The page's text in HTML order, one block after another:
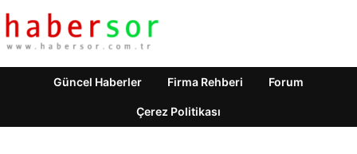
Güncel Haberler Firma Rehberi Forum
Çerez Politikası